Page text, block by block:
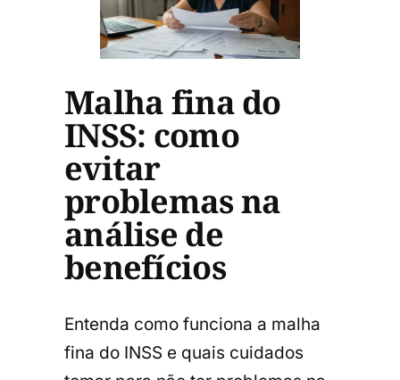
Malha fina do
INSS: como
evitar
problemas na
análise de
benefícios
Entenda como funciona a malha
fina do INSS e quais cuidados